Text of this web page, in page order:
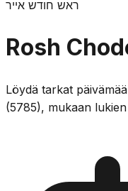
ראש חודש אייר
Rosh
Löydä tarkat
(5785), mukaan